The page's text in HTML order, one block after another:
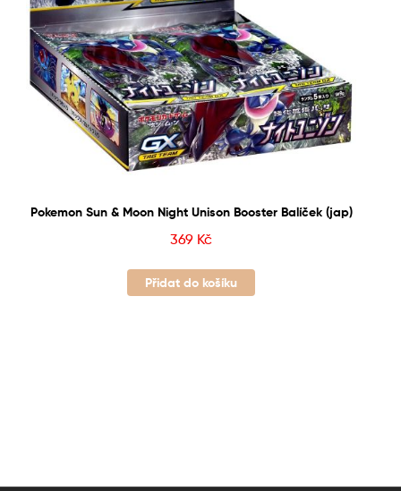
Pokemon Sun & Moon Night Unison Booster Balíček (jap)
369 Kč
Přidat do košíku